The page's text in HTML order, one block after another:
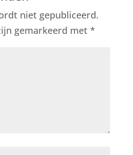
niet gepubliceerd.
gemarkeerd met *